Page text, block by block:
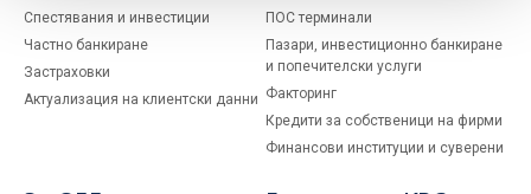
Спестявания и инвестиции
Частно банкиране
Застраховки
Актуализация на клиентски данни
ПОС терминали
Пазари, инвестиционно банкиране
и попечителски услуги
Факторинг
Кредити за собственици на фирми
Финансови институции и суверени